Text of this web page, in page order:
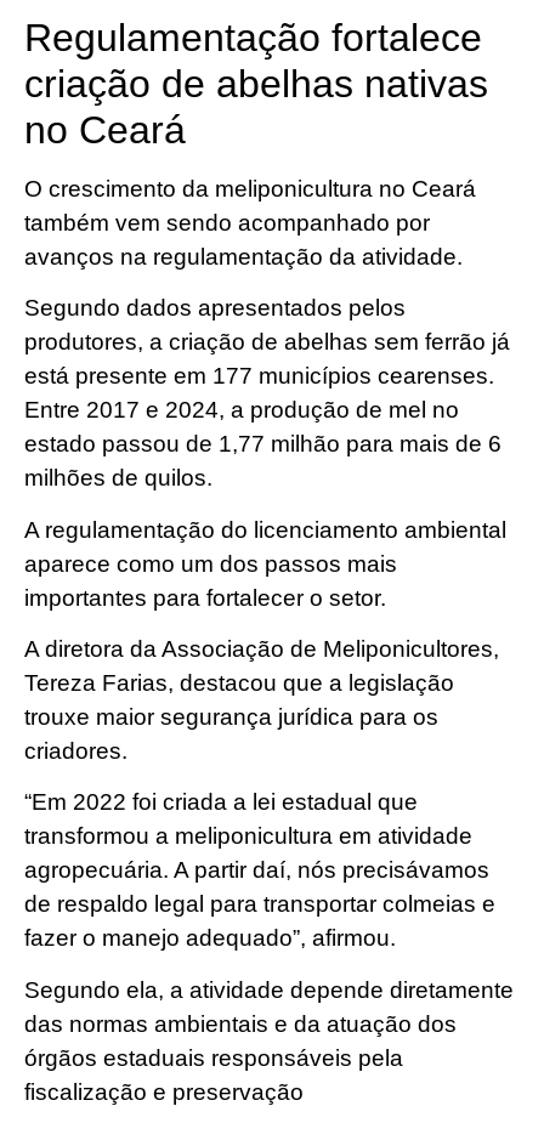
Regulamentação fortalece
criação de abelhas nativas
no Ceará
O crescimento da meliponicultura no Ceará
também vem sendo acompanhado por
avanços na regulamentação da atividade.
Segundo dados apresentados pelos
produtores, a criação de abelhas sem ferrão já
está presente em 177 municípios cearenses.
Entre 2017 e 2024, a produção de mel no
estado passou de 1,77 milhão para mais de 6
milhões de quilos.
A regulamentação do licenciamento ambiental
aparece como um dos passos mais
importantes para fortalecer o setor.
A diretora da Associação de Meliponicultores,
Tereza Farias, destacou que a legislação
trouxe maior segurança jurídica para os
criadores.
“Em 2022 foi criada a lei estadual que
transformou a meliponicultura em atividade
agropecuária. A partir daí, nós precisávamos
de respaldo legal para transportar colmeias e
fazer o manejo adequado”, afirmou.
Segundo ela, a atividade depende diretamente
das normas ambientais e da atuação dos
órgãos estaduais responsáveis pela
fiscalização e preservação